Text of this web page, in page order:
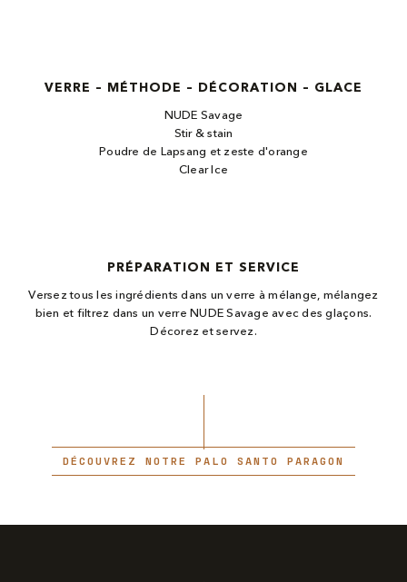
VERRE – MÉTHODE – DÉCORATION – GLACE
NUDE Savage
Stir & stain
Poudre de Lapsang et zeste d'orange
Clear Ice
PRÉPARATION ET SERVICE
Versez tous les ingrédients dans un verre à mélange, mélangez
bien et filtrez dans un verre NUDE Savage avec des glaçons.
Décorez et servez.
DÉCOUVREZ NOTRE PALO SANTO PARAGON